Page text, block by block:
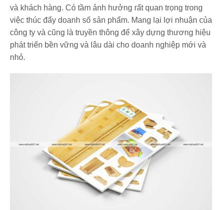
và khách hàng. Có tầm ảnh hưởng rất quan trọng trong
việc thúc đẩy doanh số sản phẩm. Mang lại lợi nhuận của
công ty và cũng là truyền thông để xây dựng thương hiệu
phát triển bền vững và lâu dài cho doanh nghiệp mới và
nhỏ.